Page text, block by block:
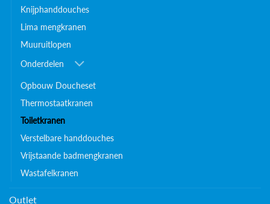
Knijphanddouches
Lima mengkranen
Muuruitlopen
Onderdelen
Opbouw Doucheset
Thermostaatkranen
Toiletkranen
Verstelbare handdouches
Vrijstaande badmengkranen
Wastafelkranen
Outlet